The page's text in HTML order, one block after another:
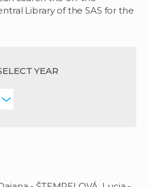
Library of the SAS for the
YEAR